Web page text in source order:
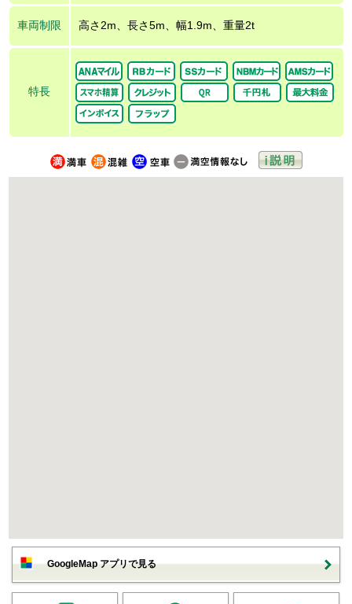
車両制限 高さ2m、長さ5m、幅1.9m、重量2t
特長
GoogleMap アプリで見る